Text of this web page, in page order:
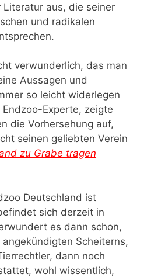
aus, die seiner
und radikalen
verwunderlich, das man
Aussagen und
so leicht widerlegen
Endzoo-Experte, zeigte
die Vorhersehung auf,
seinen geliebten Verein
zu Grabe tragen
Deutschland ist
sich derzeit in
es dann schon,
Scheiterns,
dann noch
wohl wissentlich,